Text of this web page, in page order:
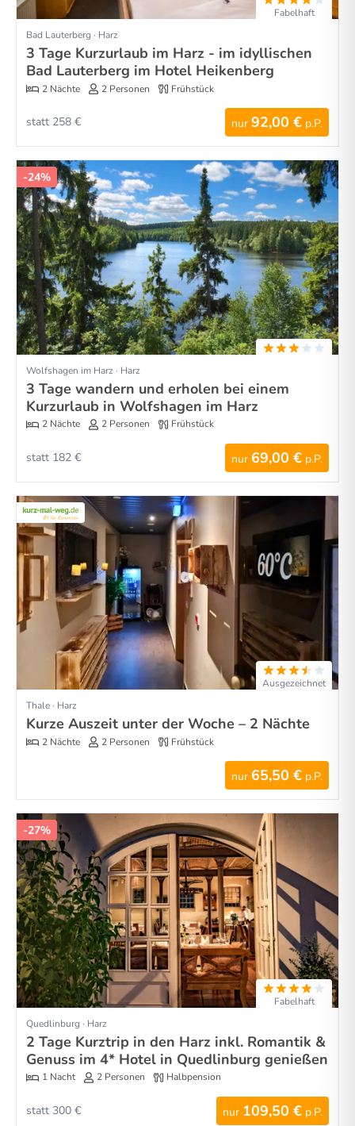
Fabelhaft
Bad Lauterberg · Harz
3 Tage Kurzurlaub im Harz - im idyllischen
Bad Lauterberg im Hotel Heikenberg
2 Nächte 2 Personen Frühstück
nur 92,00 € p.P.
statt 258 €
-24%
Wolfshagen im Harz · Harz
3 Tage wandern und erholen bei einem
Kurzurlaub in Wolfshagen im Harz
2 Nächte 2 Personen Frühstück
nur 69,00 € p.P.
statt 182 €
Ausgezeichnet
Thale · Harz
Kurze Auszeit unter der Woche – 2 Nächte
2 Nächte 2 Personen Frühstück
nur 65,50 € p.P.
-27%
Fabelhaft
Quedlinburg · Harz
2 Tage Kurztrip in den Harz inkl. Romantik &
Genuss im 4* Hotel in Quedlinburg genießen
1 Nacht 2 Personen Halbpension
nur 109,50 € p.P.
statt 300 €